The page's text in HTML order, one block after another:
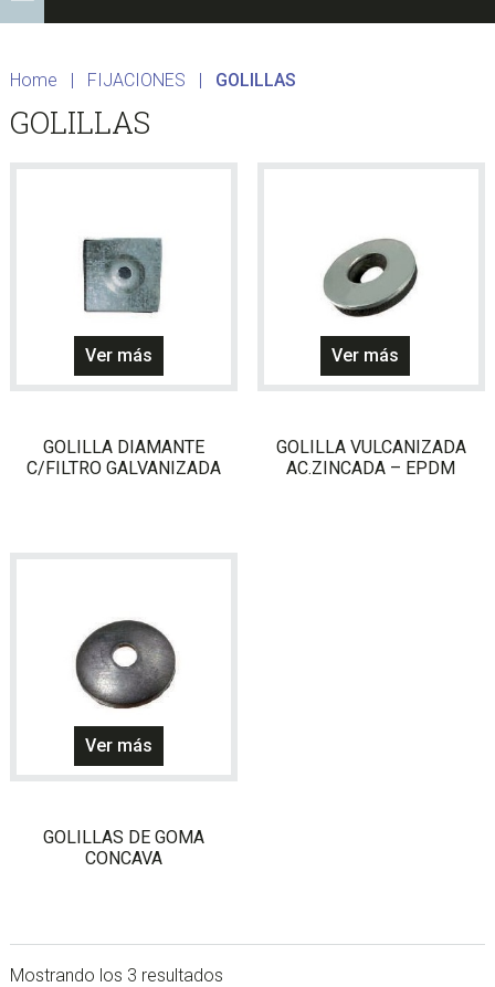
Home FIJACIONES GOLILLAS
GOLILLAS
Ver más
GOLILLA DIAMANTE
C/FILTRO GALVANIZADA
Ver más
variantes.
Las
GOLILLA VULCANIZADA
AC.ZINCADA – EPDM
Ver más
GOLILLAS DE GOMA
CONCAVA
Mostrando los 3 resultados